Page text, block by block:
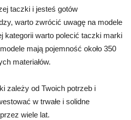
taczki i jesteś gotów
warto zwrócić uwagę na modele
kategorii warto polecić taczki marki
mają pojemność około 350
materiałów.
zależy od Twoich potrzeb i
w trwałe i solidne
wiele lat.